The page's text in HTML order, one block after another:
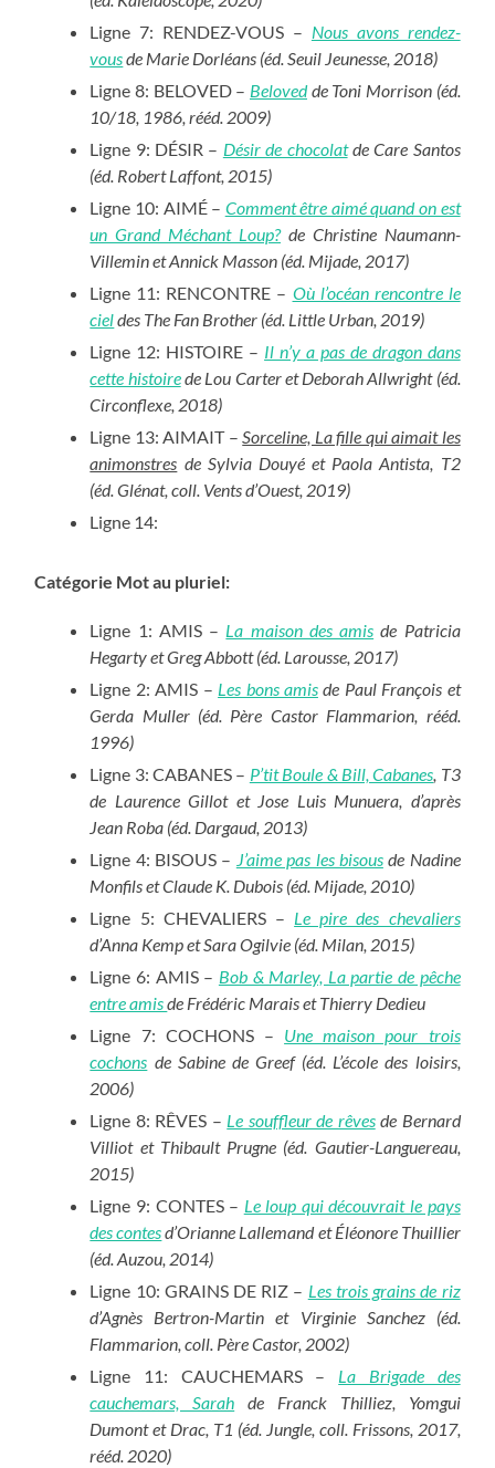
Ligne 7: RENDEZ-VOUS – Nous avons rendez-
vousde Marie Dorléans (éd. Seuil Jeunesse, 2018)
Ligne 8: BELOVED – Belovedde Toni Morrison (éd.
10/18, 1986, rééd. 2009)
Ligne 9: DÉSIR – Désir de chocolatde Care Santos
(éd. Robert Laffont, 2015)
Ligne 10: AIMÉ – Comment être aimé quand on est
un Grand Méchant Loup?de Christine Naumann-
Villemin et Annick Masson (éd. Mijade, 2017)
Ligne 11: RENCONTRE – Où l’océan rencontre le
cieldes The Fan Brother (éd. Little Urban, 2019)
Ligne 12: HISTOIRE – Il n’y a pas de dragon dans
cette histoirede Lou Carter et Deborah Allwright (éd.
Circonflexe, 2018)
Ligne 13: AIMAIT –Sorceline, La fille qui aimait les
animonstres de Sylvia Douyé et Paola Antista, T2
(éd. Glénat, coll. Vents d’Ouest, 2019)
Ligne 14:
Catégorie Mot au pluriel:
Ligne 1: AMIS – La maison des amis de Patricia
Hegarty et Greg Abbott (éd. Larousse, 2017)
Ligne 2: AMIS – Les bons amisde Paul François et
Gerda Muller (éd. Père Castor Flammarion, rééd.
1996)
Ligne 3: CABANES – P’tit Boule & Bill, Cabanes, T3
de Laurence Gillot et Jose Luis Munuera, d’après
Jean Roba (éd. Dargaud, 2013)
Ligne 4: BISOUS – J’aime pas les bisousde Nadine
Monfils et Claude K. Dubois (éd. Mijade, 2010)
Ligne 5: CHEVALIERS – Le pire des chevaliers
d’Anna Kemp et Sara Ogilvie (éd. Milan, 2015)
Ligne 6: AMIS – Bob & Marley, La partie de pêche
entre amisde Frédéric Marais et Thierry Dedieu
Ligne 7: COCHONS – Une maison pour trois
cochons de Sabine de Greef (éd. L’école des loisirs,
2006)
Ligne 8: RÊVES – Le souffleur de rêvesde Bernard
Villiot et Thibault Prugne (éd. Gautier-Languereau,
2015)
Ligne 9: CONTES – Le loup qui découvrait le pays
des contesd’Orianne Lallemand et Éléonore Thuillier
(éd. Auzou, 2014)
Ligne 10: GRAINS DE RIZ – Les trois grains de riz
d’Agnès Bertron-Martin et Virginie Sanchez (éd.
Flammarion, coll. Père Castor, 2002)
Ligne 11: CAUCHEMARS – La Brigade des
cauchemars, Sarah de Franck Thilliez, Yomgui
Dumont et Drac, T1 (éd. Jungle, coll. Frissons, 2017,
rééd. 2020)